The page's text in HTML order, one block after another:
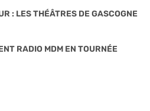
: LES THÉÂTRES DE GASCOGNE
RADIO MDM EN TOURNÉE